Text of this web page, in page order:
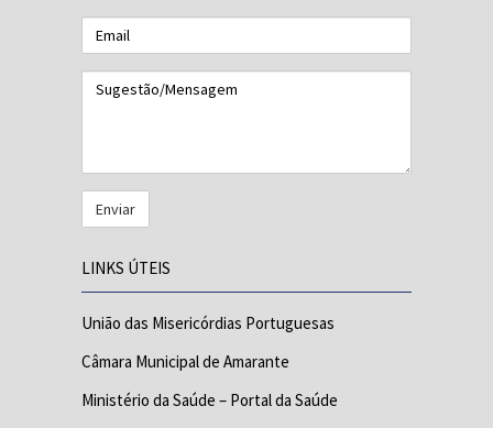
Email
Sugestão/Mensagem
LINKS ÚTEIS
União das Misericórdias Portuguesas
Câmara Municipal de Amarante
Ministério da Saúde – Portal da Saúde